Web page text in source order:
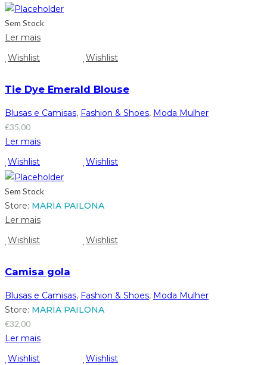
Sem Stock
Ler mais
Wishlist
Wishlist
Tie Dye Emerald Blouse
Blusas e Camisas, Fashion & Shoes, Moda Mulher
€35,00
Ler mais
Wishlist
Wishlist
Sem Stock
Store: MARIA PAILONA
Ler mais
Wishlist
Wishlist
Camisa gola
Blusas e Camisas, Fashion & Shoes, Moda Mulher
Store: MARIA PAILONA
€32,00
Ler mais
Wishlist
Wishlist